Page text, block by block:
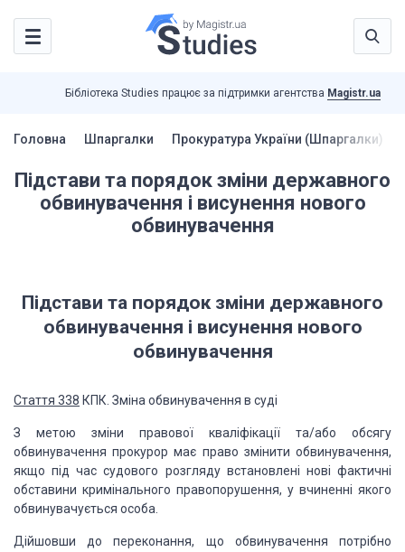
Бібліотека Studies працює за підтримки агентства Magistr.ua
Головна Шпаргалки Прокуратура України (Шпаргалки)
Підстави та порядок зміни державного
обвинувачення і висунення нового
обвинувачення
Підстави та порядок зміни державного
обвинувачення і висунення нового
обвинувачення
Стаття 338 КПК. Зміна обвинувачення в суді
З метою зміни правової кваліфікації та/або обсягу
обвинувачення прокурор має право змінити обвинувачення,
якщо під час судового розгляду встановлені нові фактичні
обставини кримінального правопорушення, у вчиненні якого
обвинувачується особа.
Дійшовши до переконання, що обвинувачення потрібно